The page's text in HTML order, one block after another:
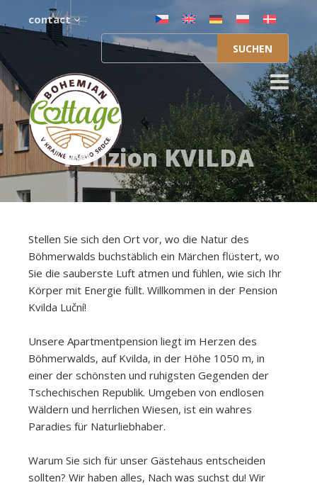
contact
Suchen
nach:
Penzion KVILDA
Stellen Sie sich den Ort vor, wo die Natur des
Böhmerwalds buchstäblich ein Märchen flüstert, wo
Sie die sauberste Luft atmen und fühlen, wie sich Ihr
Körper mit Energie füllt. Willkommen in der Pension
Kvilda Luční!
Unsere Apartmentpension liegt im Herzen des
Böhmerwalds, auf Kvilda, in der Höhe 1050 m, in
einer der schönsten und ruhigsten Gegenden der
Tschechischen Republik. Umgeben von endlosen
Wäldern und herrlichen Wiesen, ist ein wahres
Paradies für Naturliebhaber.
Warum Sie sich für unser Gästehaus entscheiden
sollten? Wir haben alles, Nach was suchst du! Wir